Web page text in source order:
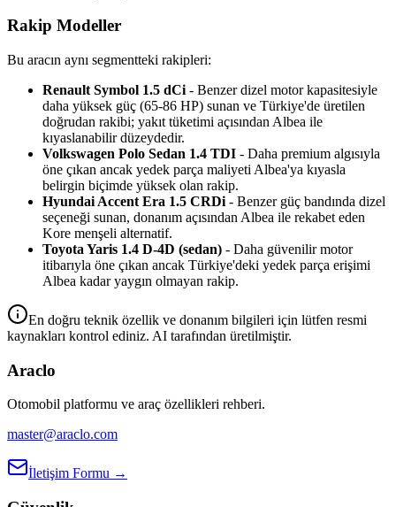
Rakip Modeller
Bu aracın aynı segmentteki rakipleri:
Renault Symbol 1.5 dCi - Benzer dizel motor kapasitesiyle
daha yüksek güç (65-86 HP) sunan ve Türkiye'de üretilen
doğrudan rakibi; yakıt tüketimi açısından Albea ile
kıyaslanabilir düzeydedir.
Volkswagen Polo Sedan 1.4 TDI - Daha premium algısıyla
öne çıkan ancak yedek parça maliyeti Albea'ya kıyasla
belirgin biçimde yüksek olan rakip.
Hyundai Accent Era 1.5 CRDi - Benzer güç bandında dizel
seçeneği sunan, donanım açısından Albea ile rekabet eden
Kore menşeli alternatif.
Toyota Yaris 1.4 D-4D (sedan) - Daha güvenilir motor
itibarıyla öne çıkan ancak Türkiye'deki yedek parça erişimi
Albea kadar yaygın olmayan rakip.
En doğru teknik özellik ve donanım bilgileri için lütfen resmi
kaynakları kontrol ediniz. AI tarafından üretilmiştir.
Araclo
Otomobil platformu ve araç özellikleri rehberi.
master@araclo.com
İletişim Formu →